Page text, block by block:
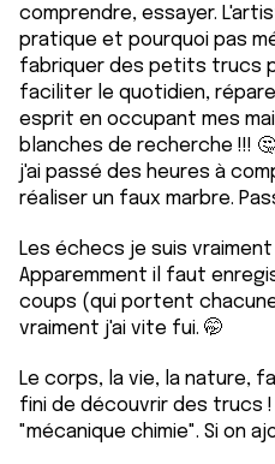
comprendre, essayer.
pratique et pourquoi pas
fabriquer des petits trucs
faciliter le quotidien,
esprit en occupant mes
blanches de recherche !!!
j'ai passé des heures à
réaliser un faux marbre.
Les échecs je suis
Apparemment il faut
coups (qui portent
vraiment j'ai vite fui. 🤭
Le corps, la vie, la nature,
fini de découvrir des trucs
"mécanique chimie". Si on